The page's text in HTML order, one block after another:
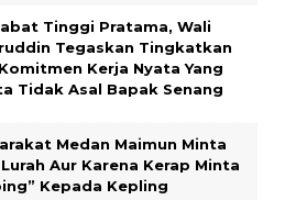
Tinggi Pratama, Wali
Tegaskan Tingkatkan
Kerja Nyata Yang
Tidak Asal Bapak Senang
Medan Maimun Minta
Aur Karena Kerap Minta
Kepada Kepling